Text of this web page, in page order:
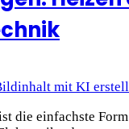
die einfachste